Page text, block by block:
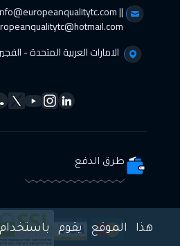
||
الامارات العربية المتحدة -
طرق الدفع
هذا الموقع يقوم